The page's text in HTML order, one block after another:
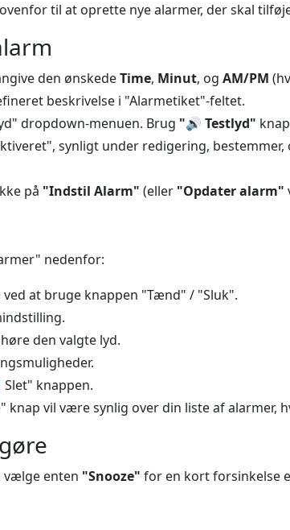
til at oprette nye alarmer, der skal
den ønskedeTime, Minut, og AM/PM
beskrivelse i "Alarmetiket"-feltet.
dropdown-menuen. Brug "🔊 Testlyd"
synligt under redigering, bestemmer,
på "Indstil Alarm" (eller "Opdater alarm"
nedenfor:
at bruge knappen "Tænd" / "Sluk".
den valgte lyd.
Slet" knappen.
knap vil være synlig over din liste af alarmer,
vælge enten "Snooze" for en kort forsinkelse